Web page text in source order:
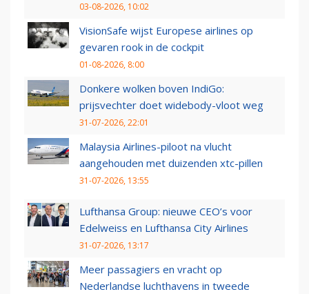
03-08-2026, 10:02
VisionSafe wijst Europese airlines op
gevaren rook in de cockpit
01-08-2026, 8:00
Donkere wolken boven IndiGo:
prijsvechter doet widebody-vloot weg
31-07-2026, 22:01
Malaysia Airlines-piloot na vlucht
aangehouden met duizenden xtc-pillen
31-07-2026, 13:55
Lufthansa Group: nieuwe CEO’s voor
Edelweiss en Lufthansa City Airlines
31-07-2026, 13:17
Meer passagiers en vracht op
Nederlandse luchthavens in tweede